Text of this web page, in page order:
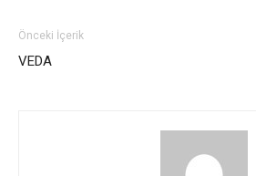
Önceki İçerik
VEDA